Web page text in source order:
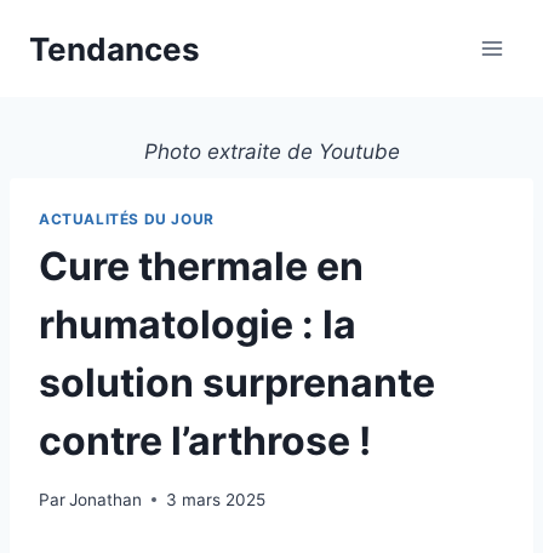
Tendances
Photo extraite de Youtube
ACTUALITÉS DU JOUR
Cure thermale en
rhumatologie : la
solution surprenante
contre l’arthrose !
ParJonathan 3 mars 2025